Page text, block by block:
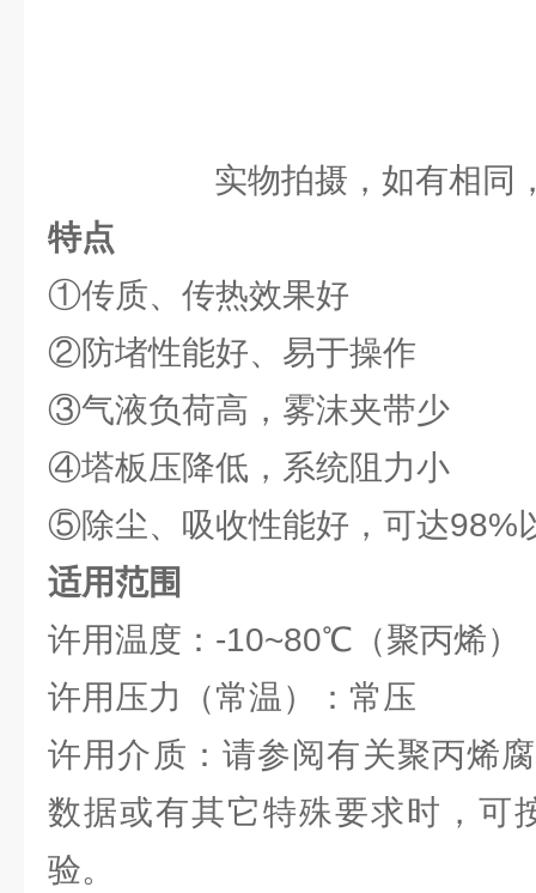
实物拍摄，如有相同
特点
①传质、传热效果好
②防堵性能好、易于操作
③气液负荷高，雾沫夹带少
④塔板压降低，系统阻力小
⑤除尘、吸收性能好，可达98%
适用范围
许用温度：-10~80℃（聚丙烯）
许用压力（常温）：常压
许用介质：请参阅有关聚丙烯
数据或有其它特殊要求时，可
验。